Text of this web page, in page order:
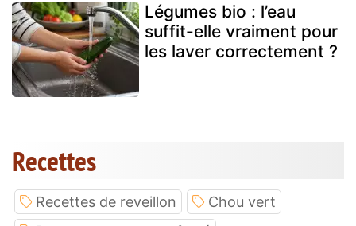
Légumes bio : l’eau
suffit-elle vraiment pour
les laver correctement ?
Recettes
Recettes de reveillon
Chou vert